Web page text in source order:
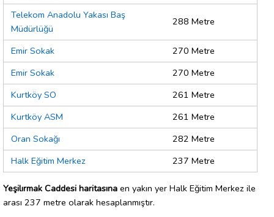
Telekom Anadolu Yakası Baş
Müdürlüğü
288 Metre
Emir Sokak
270 Metre
Emir Sokak
270 Metre
Kurtköy SO
261 Metre
Kurtköy ASM
261 Metre
Oran Sokağı
282 Metre
Halk Eğitim Merkez
237 Metre
Yeşilırmak Caddesi haritasına en yakın yer Halk Eğitim Merkez ile
arası 237 metre olarak hesaplanmıştır.